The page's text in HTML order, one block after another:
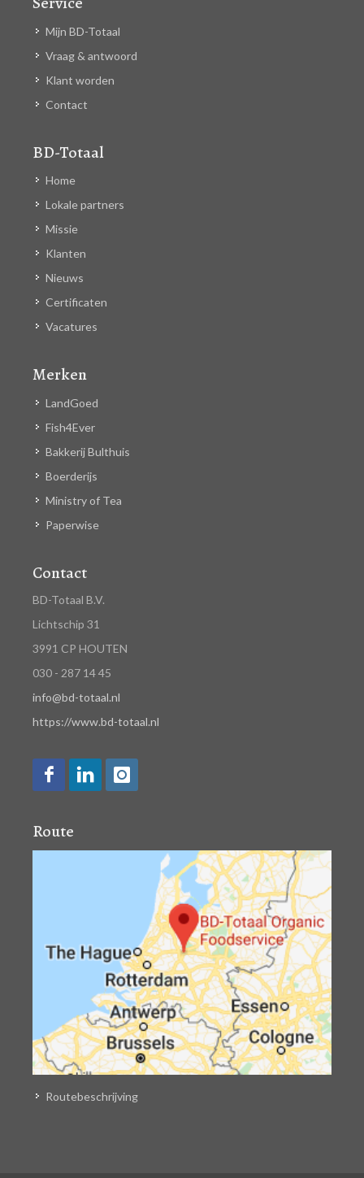
Mijn BD-Totaal
Vraag & antwoord
Klant worden
Contact
BD-Totaal
Home
Lokale partners
Missie
Klanten
Nieuws
Certificaten
Vacatures
Merken
LandGoed
Fish4Ever
Bakkerij Bulthuis
Boerderijs
Ministry of Tea
Paperwise
Contact
BD-Totaal B.V.
Lichtschip 31
3991 CP HOUTEN
030 - 287 14 45
info@bd-totaal.nl
https://www.bd-totaal.nl
Route
Routebeschrijving